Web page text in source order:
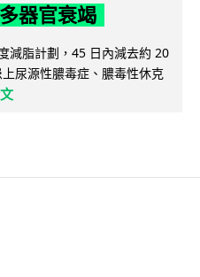
器官衰竭
減脂計劃，45 日內減去約 20
尿源性膿毒症、膿毒性休克